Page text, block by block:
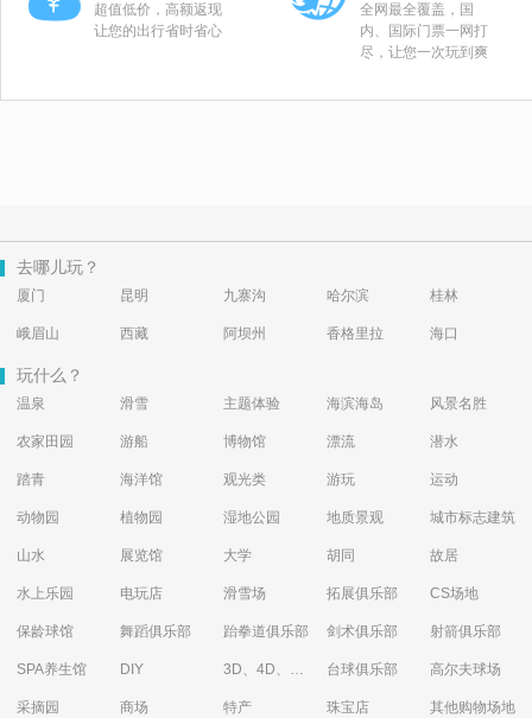
超值低价，高额返现
让您的出行省时省心
全网最全覆盖，国
内、国际门票一网打
尽，让您一次玩到爽
去哪儿玩？
厦门 昆明 九寨沟 哈尔滨 桂林
峨眉山 西藏 阿坝州 香格里拉 海口
玩什么？
温泉 滑雪 主题体验 海滨海岛 风景名胜
农家田园 游船 博物馆 漂流 潜水
踏青 海洋馆 观光类 游玩 运动
动物园 植物园 湿地公园 地质景观 城市标志建筑
山水 展览馆 大学 胡同 故居
水上乐园 电玩店 滑雪场 拓展俱乐部 CS场地
保龄球馆 舞蹈俱乐部 跆拳道俱乐部 剑术俱乐部 射箭俱乐部
SPA养生馆 DIY 3D、4D、5D艺术体验馆 台球俱乐部 高尔夫球场
采摘园 商场 特产 珠宝店 其他购物场地